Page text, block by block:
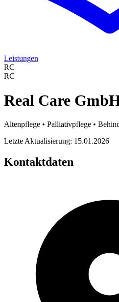
Leistungen
RC
RC
Real Care
Altenpflege • Palliativpflege •
Letzte Aktualisierung: 15.01.2026
Kontaktdaten